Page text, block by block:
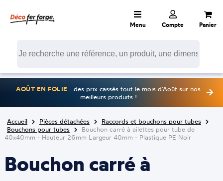
Menu Compte Panier
AOÛT EN FOLIE : des prix cassés tout le mois d'Août sur nos
meilleurs produits !
Accueil Pièces détachées
Raccords et bouchons pour tubes
Bouchons pour tubes
Bouchon carré à ailettes pour tube de
40x40mm - Hauteur 26mm Largeur 40mm - Plastique PE Noir
Bouchon carré à